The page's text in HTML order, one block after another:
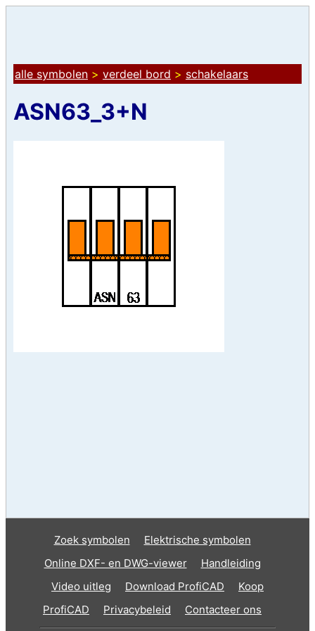
alle symbolen > verdeel bord > schakelaars
ASN63_3+N
Zoek symbolen
Elektrische symbolen
Online DXF- en DWG-viewer
Handleiding
Video uitleg
Download ProfiCAD
Koop
ProfiCAD
Privacybeleid Contacteer ons